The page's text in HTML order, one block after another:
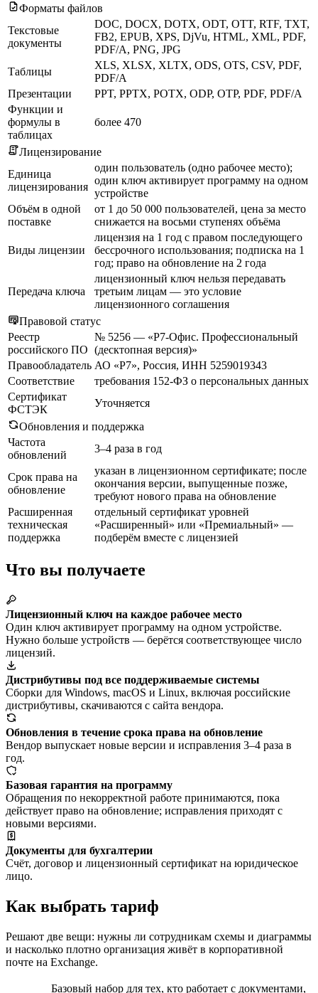
Форматы файлов
Текстовые
документы
DOC, DOCX, DOTX, ODT, OTT, RTF, TXT,
FB2, EPUB, XPS, DjVu, HTML, XML, PDF,
PDF/A, PNG, JPG
Таблицы
XLS, XLSX, XLTX, ODS, OTS, CSV, PDF,
PDF/A
Презентации
PPT, PPTX, POTX, ODP, OTP, PDF, PDF/A
Функции и
формулы в
таблицах
более 470
Лицензирование
Единица
лицензирования
один пользователь (одно рабочее место);
один ключ активирует программу на одном
устройстве
Объём в одной
поставке
от 1 до 50 000 пользователей, цена за место
снижается на восьми ступенях объёма
Виды лицензии
лицензия на 1 год с правом последующего
бессрочного использования; подписка на 1
год; право на обновление на 2 года
Передача ключа
лицензионный ключ нельзя передавать
третьим лицам — это условие
лицензионного соглашения
Правовой статус
Реестр
российского ПО
№ 5256 — «Р7-Офис. Профессиональный
(десктопная версия)»
Правообладатель АО «Р7», Россия, ИНН 5259019343
Соответствие
требования 152-ФЗ о персональных данных
Сертификат
ФСТЭК
Уточняется
Обновления и поддержка
Частота
обновлений
3–4 раза в год
Срок права на
обновление
указан в лицензионном сертификате; после
окончания версии, выпущенные позже,
требуют нового права на обновление
Расширенная
техническая
поддержка
отдельный сертификат уровней
«Расширенный» или «Премиальный» —
подберём вместе с лицензией
Что вы получаете
Лицензионный ключ на каждое рабочее место
Один ключ активирует программу на одном устройстве.
Нужно больше устройств — берётся соответствующее число
лицензий.
Дистрибутивы под все поддерживаемые системы
Сборки для Windows, macOS и Linux, включая российские
дистрибутивы, скачиваются с сайта вендора.
Обновления в течение срока права на обновление
Вендор выпускает новые версии и исправления 3–4 раза в
год.
Базовая гарантия на программу
Обращения по некорректной работе принимаются, пока
действует право на обновление; исправления приходят с
новыми версиями.
Документы для бухгалтерии
Счёт, договор и лицензионный сертификат на юридическое
лицо.
Как выбрать тариф
Решают две вещи: нужны ли сотрудникам схемы и диаграммы
и насколько плотно организация живёт в корпоративной
почте на Exchange.
Базовый набор для тех, кто работает с документами,